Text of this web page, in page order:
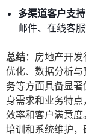
多渠道客户支持
邮件、在线客
总结：房地产开
优化、数据分析
务等方面具备显
身需求和业务特
效率和客户满意
培训和系统维护，